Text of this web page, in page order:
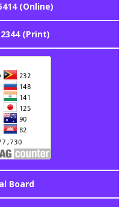
(Online)
(Print)
Board